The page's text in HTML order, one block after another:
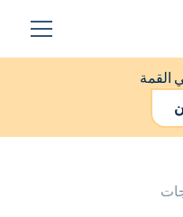
القمة